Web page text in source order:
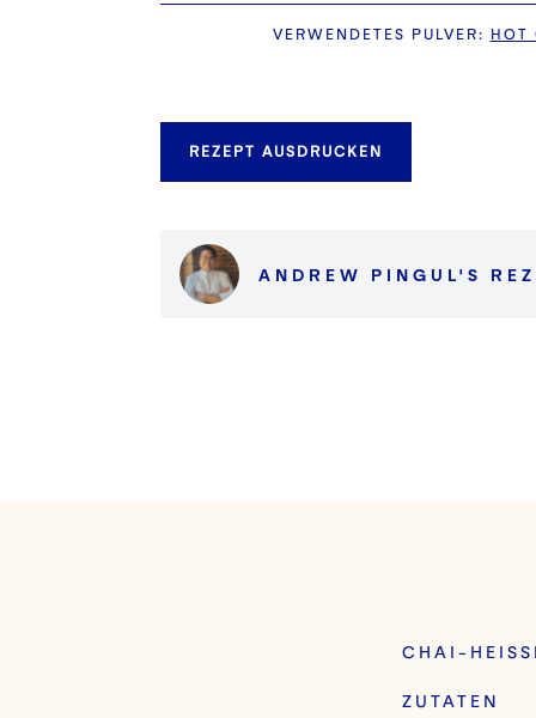
VERWENDETES PULVER: HOT
REZEPT AUSDRUCKEN
ANDREW PINGUL'S
CHAI-
ZUTATEN